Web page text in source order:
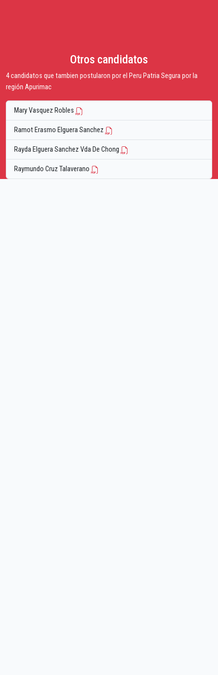
Otros candidatos
4 candidatos que tambien postularon por el Peru Patria Segura por la
región Apurimac
Mary Vasquez Robles
Ramot Erasmo Elguera Sanchez
Rayda Elguera Sanchez Vda De Chong
Raymundo Cruz Talaverano